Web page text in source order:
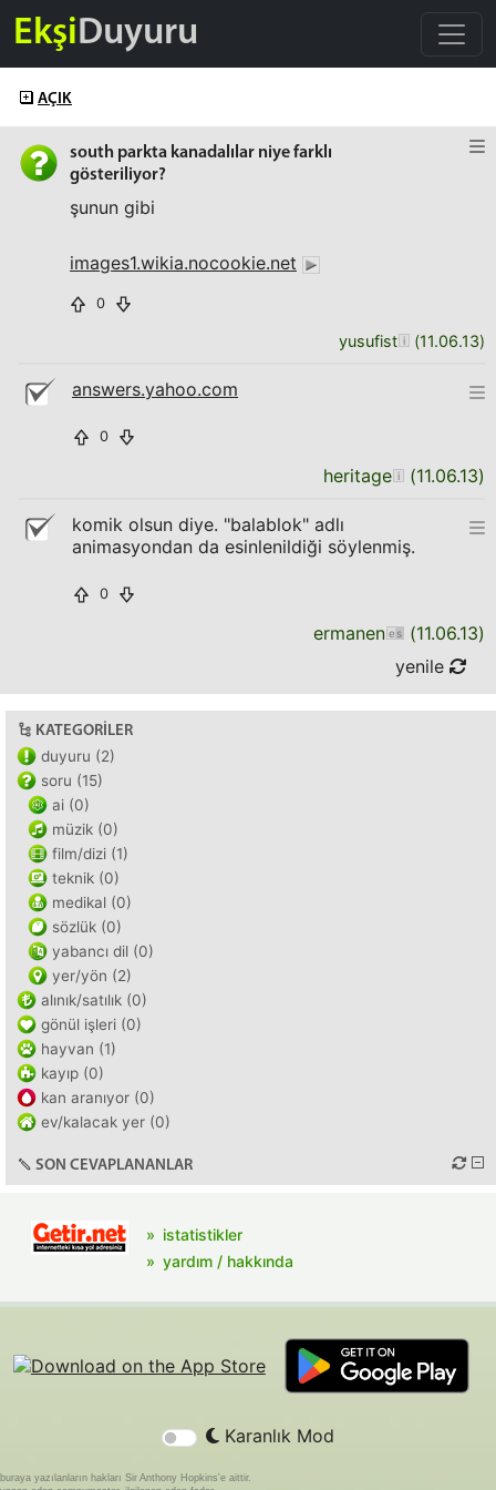
EkşiDuyuru
AÇIK
south parkta kanadalılar niye farklı
gösteriliyor?
şunun gibi
images1.wikia.nocookie.net
0
yusufist (11.06.13)
answers.yahoo.com
0
heritage (11.06.13)
komik olsun diye. "balablok" adlı
animasyondan da esinlenildiği söylenmiş.
0
ermanen (11.06.13)
yenile
KATEGORILER
duyuru (2)
soru (15)
ai (0)
müzik (0)
film/dizi (1)
teknik (0)
medikal (0)
sözlük (0)
yabancı dil (0)
yer/yön (2)
alınık/satılık (0)
gönül işleri (0)
hayvan (1)
kayıp (0)
kan aranıyor (0)
ev/kalacak yer (0)
SON CEVAPLANANLAR
istatistikler
yardım / hakkında
Karanlık Mod
buraya yazılanların hakları Sir Anthony Hopkins'e aittir.